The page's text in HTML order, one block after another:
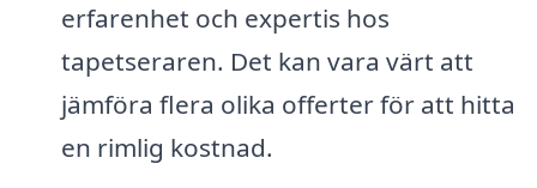
erfarenhet och expertis hos
tapetseraren. Det kan vara värt att
jämföra flera olika offerter för att hitta
en rimlig kostnad.